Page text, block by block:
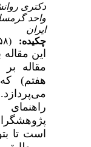
دکتری
واحد
ایران
چکیده:
این
مقاله بر
است تا